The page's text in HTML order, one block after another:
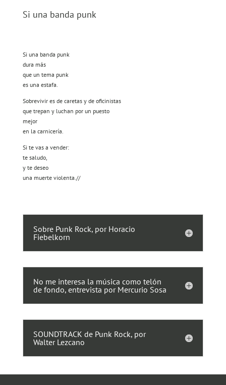
Si una banda punk
Si una banda punk
dura más
que un tema punk
es una estafa.
Sobrevivir es de caretas y de oficinistas
que trepan y luchan por un puesto
mejor
en la carnicería.
Si te vas a vender:
te saludo,
y te deseo
una muerte violenta.//
Sobre Punk Rock, por Horacio
Fiebelkorn
No me interesa la música como telón
de fondo, entrevista por Mercurio Sosa
SOUNDTRACK de Punk Rock, por
Walter Lezcano